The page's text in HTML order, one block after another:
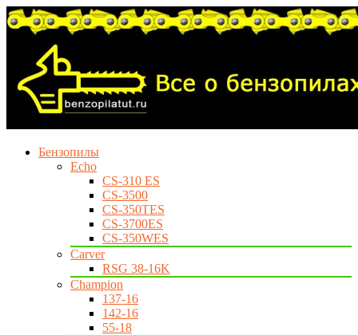
Бензопилы
Echo
CS-310 ES
CS-3500
CS-350TES
CS-3700ES
CS-350WES
Carver
RSG 38-16K
Champion
137-16
142-16
55-18